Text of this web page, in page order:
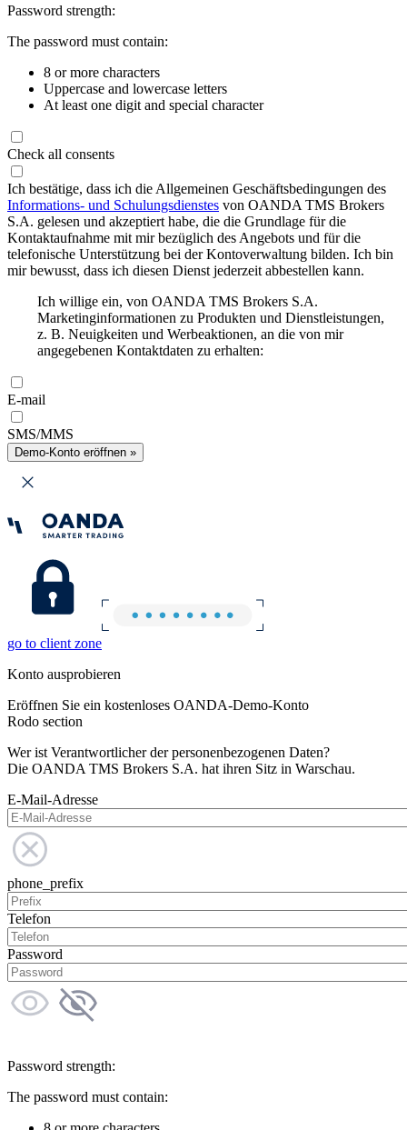
Password strength:
The password must contain:
8 or more characters
Uppercase and lowercase letters
At least one digit and special character
Check all consents
Ich bestätige, dass ich die Allgemeinen Geschäftsbedingungen des
Informations- und Schulungsdienstes von OANDA TMS Brokers
S.A. gelesen und akzeptiert habe, die die Grundlage für die
Kontaktaufnahme mit mir bezüglich des Angebots und für die
telefonische Unterstützung bei der Kontoverwaltung bilden. Ich bin
mir bewusst, dass ich diesen Dienst jederzeit abbestellen kann.
Ich willige ein, von OANDA TMS Brokers S.A.
Marketinginformationen zu Produkten und Dienstleistungen,
z. B. Neuigkeiten und Werbeaktionen, an die von mir
angegebenen Kontaktdaten zu erhalten:
E-mail
SMS/MMS
Demo-Konto eröffnen »
go to client zone
Konto ausprobieren
Eröffnen Sie ein kostenloses OANDA-Demo-Konto
Rodo section
Wer ist Verantwortlicher der personenbezogenen Daten?
Die OANDA TMS Brokers S.A. hat ihren Sitz in Warschau.
E-Mail-Adresse
phone_prefix
Telefon
Password
Password strength:
The password must contain: